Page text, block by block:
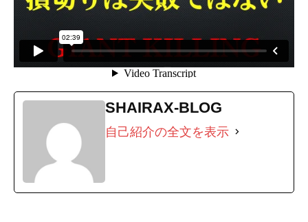
SHAIRAX-BLOG
自己紹介の全文を表示